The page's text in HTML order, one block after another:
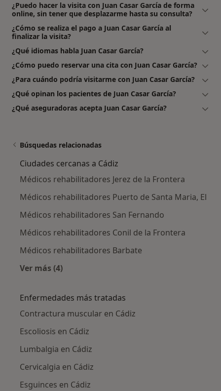
¿Puedo hacer la visita con Juan Casar García de forma
online, sin tener que desplazarme hasta su consulta?
¿Cómo se realiza el pago a Juan Casar García al
finalizar la visita?
¿Qué idiomas habla Juan Casar García?
¿Cómo puedo reservar una cita con Juan Casar García?
¿Para cuándo podría visitarme con Juan Casar García?
¿Qué opinan los pacientes de Juan Casar García?
¿Qué aseguradoras acepta Juan Casar García?
Búsquedas relacionadas
Ciudades cercanas a Cádiz
Médicos rehabilitadores Jerez de la Frontera
Médicos rehabilitadores Puerto de Santa Maria, El
Médicos rehabilitadores San Fernando
Médicos rehabilitadores Conil de la Frontera
Médicos rehabilitadores Barbate
Ver más (4)
Enfermedades más tratadas
Contractura muscular en Cádiz
Escoliosis en Cádiz
Lumbalgia en Cádiz
Cervicalgia en Cádiz
Esguinces en Cádiz